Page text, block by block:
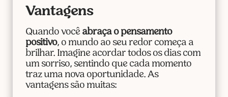
Vantagens
Quando você abraça o pensamento
positivo, o mundo ao seu redor começa a
brilhar. Imagine acordar todos os dias com
um sorriso, sentindo que cada momento
traz uma nova oportunidade. As
vantagens são muitas: